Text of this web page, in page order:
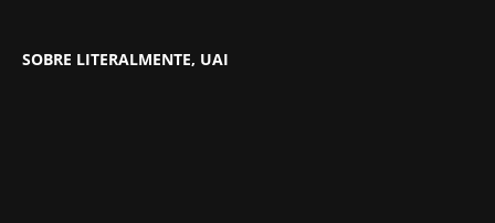
SOBRE LITERALMENTE, UAI